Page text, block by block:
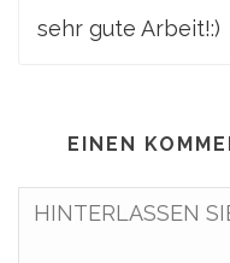
sehr gute Arbeit!:)
EINEN